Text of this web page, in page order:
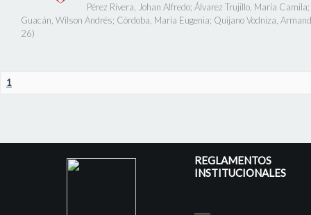
Pérez Rivera, Johan Alfredo; Álvarez Trujillo, María Camila;
Guacán, Wilson Andrés; Córdoba, María Eugenia; Quijano Vodniza,
26)
1
REGLAMENTOS
INSTITUCIONALES